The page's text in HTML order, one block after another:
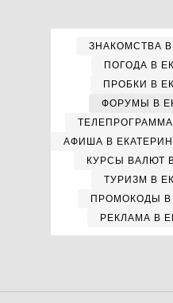
ЗНАКОМСТВА
ПОГОДА В
ПРОБКИ В
ФОРУМЫ В
АФИША В
КУРСЫ ВАЛЮТ
ТУРИЗМ В
ПРОМОКОДЫ В
РЕКЛАМА В